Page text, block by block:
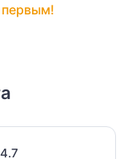
первым!